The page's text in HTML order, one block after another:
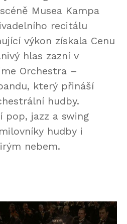
Musea Kampa
recitálu
výkon získala Cenu
hlas zazní v
Orchestra –
který přináší
hudby.
pop, jazz a swing
hudby i
nebem.